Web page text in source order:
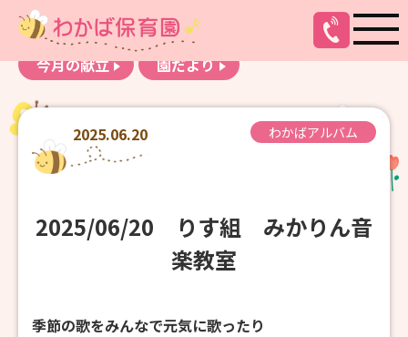
お知らせ
わかばアルバム
今月の献立
園だより
2025.06.20 わかばアルバム
2025/06/20 りす組 みかりん音
楽教室
季節の歌をみんなで元気に歌ったり